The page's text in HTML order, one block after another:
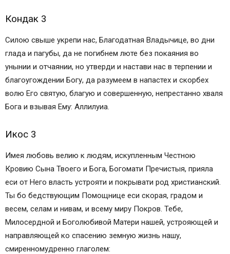
Кондак 3
Силою свыше укрепи нас, Благодатная Владычице, во дни
глада и пагубы, да не погибнем люте без покаяния во
унынии и отчаянии, но утверди и настави нас в терпении и
благоугождении Богу, да разумеем в напастех и скорбех
волю Его святую, благую и совершенную, непрестанно хваля
Бога и взывая Ему: Аллилуиа.
Икос 3
Имея любовь велию к людям, искупленным Честною
Кровию Сына Твоего и Бога, Богомати Пречистыя, прияла
еси от Него власть устрояти и покрывати род христианский.
Ты бо бедствующим Помощнице еси скорая, градом и
весем, селам и нивам, и всему миру Покров. Тебе,
Милосердной и Боголюбивой Матери нашей, устрояющей и
направляющей ко спасению земную жизнь нашу,
смиренномудренно глаголем: